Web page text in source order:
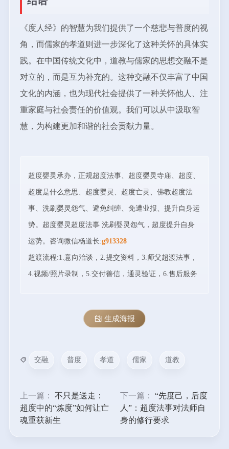
《度人经》的智慧为我们提供了一个慈悲与普度的视
角，而儒家的孝道则进一步深化了这种关怀的具体实
践。在中国传统文化中，道教与儒家的思想交融不是
对立的，而是互为补充的。这种交融不仅丰富了中国
文化的内涵，也为现代社会提供了一种关怀他人、注
重家庭与社会责任的价值观。我们可以从中汲取智
慧，为构建更加和谐的社会贡献力量。
超度婴灵承办，正规超度法事、超度婴灵寺庙、超度、
超度是什么意思、超度婴灵、超度亡灵、佛教超度法
事、洗刷婴灵怨气、避免纠缠、免遭业报、提升自身运
势。超度婴灵超度法事 洗刷婴灵怨气，超度提升自身
运势。咨询微信杨道长:g913328
超渡流程:1.意向治谈，2.提交资料，3.师父超渡法事，
4.视频/照片录制，5.交付善信，通灵验证，6.售后服务
生成海报
交融 普度 孝道 儒家 道教
上一篇：
不只是送走：
超度中的“炼度”如何让亡
魂重获新生
下一篇：
“先度己，后度
人”：超度法事对法师自
身的修行要求